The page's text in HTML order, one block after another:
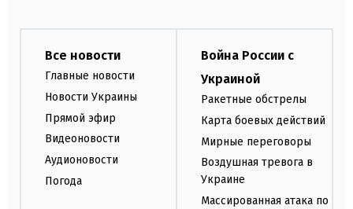
Все новости
Главные новости
Новости Украины
Прямой эфир
Видеоновости
Аудионовости
Погода
Война России с
Украиной
Ракетные обстрелы
Карта боевых действий
Мирные переговоры
Воздушная тревога в
Украине
Массированная атака по